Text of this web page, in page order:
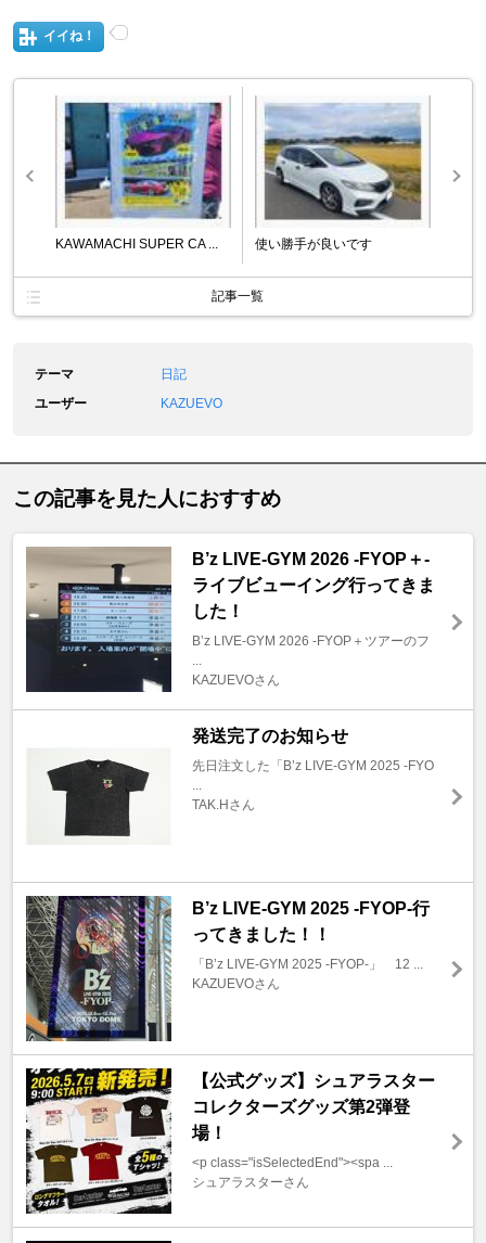
イイね！
KAWAMACHI SUPER CA ... 使い勝手が良いです
記事一覧
テーマ
日記
ユーザー
KAZUEVO
この記事を見た人におすすめ
B’z LIVE-GYM 2026 -FYOP＋-
ライブビューイング行ってきま
した！
B’z LIVE-GYM 2026 -FYOP＋ツアーのフ
...
KAZUEVOさん
発送完了のお知らせ
先日注文した「B’z LIVE-GYM 2025 -FYO
...
TAK.Hさん
B’z LIVE-GYM 2025 -FYOP-行
ってきました！！
「B’z LIVE-GYM 2025 -FYOP-」 12 ...
KAZUEVOさん
【公式グッズ】シュアラスター
コレクターズグッズ第2弾登
場！
<p class="isSelectedEnd"><spa ...
シュアラスターさん